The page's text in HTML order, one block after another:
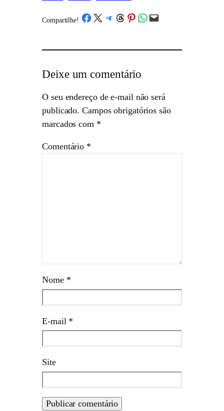
Compartilhe!/Share on Facebook
Share on X Share on Telegram
Share on Threads
Share on Pinterest
Share on WhatsApp
Email this Page
Deixe um comentário
O seu endereço de e-mail não será
publicado. Campos obrigatórios são
marcados com *
Comentário *
Nome *
E-mail *
Site